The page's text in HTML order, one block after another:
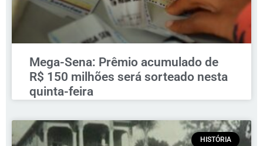
Mega-Sena: Prêmio acumulado de
R$ 150 milhões será sorteado nesta
quinta-feira
HISTÓRIA